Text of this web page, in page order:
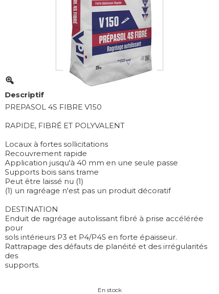
Descriptif
PREPASOL 4S FIBRE V150
RAPIDE, FIBRÉ ET POLYVALENT
Locaux à fortes sollicitations
Recouvrement rapide
Application jusqu'à 40 mm en une seule passe
Supports bois sans trame
Peut être laissé nu (1)
(1) un ragréage n'est pas un produit décoratif
DESTINATION
Enduit de ragréage autolissant fibré à prise accélérée
pour
sols intérieurs P3 et P4/P4S en forte épaisseur.
Rattrapage des défauts de planéité et des irrégularités
des
supports.
En stock